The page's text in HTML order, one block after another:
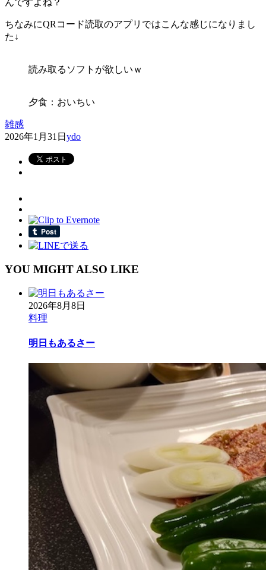
ちなみにQRコード読取のアプリではこんな感じになりまし
た↓
読み取るソフトが欲しいｗ
夕食：おいちい
雑感
2026年1月31日 ydo
YOU MIGHT ALSO LIKE
2026年8月8日
料理
明日もあるさー